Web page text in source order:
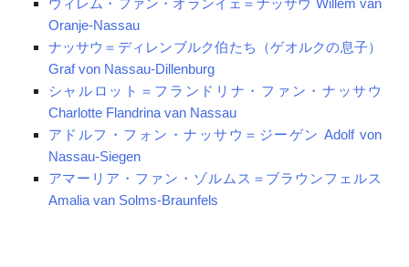
Oranje-Nassau
ナッサウ＝ディレンブルク伯たち（ゲオルクの息子）
Graf von Nassau-Dillenburg
シャルロット＝フランドリナ・ファン・ナッサウ
Charlotte Flandrina van Nassau
アドルフ・フォン・ナッサウ＝ジーゲン Adolf von
Nassau-Siegen
アマーリア・ファン・ゾルムス＝ブラウンフェルス
Amalia van Solms-Braunfels